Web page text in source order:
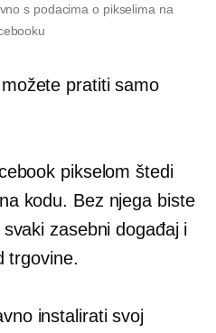
s podacima o pikselima na
pratiti samo
pikselom štedi
kodu. Bez njega biste
zasebni događaj i
trgovine.
instalirati svoj